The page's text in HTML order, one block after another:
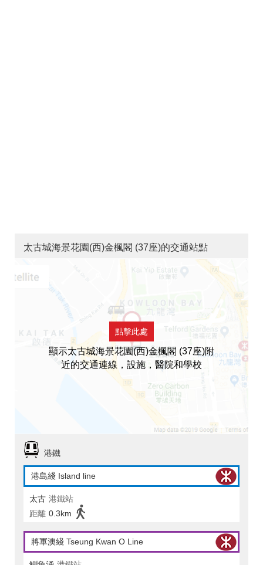
太古城海景花園(西)金楓閣 (37座)的交通站點
點擊此處
顯示太古城海景花園(西)金楓閣 (37座)附
近的交通連線，設施，醫院和學校
港鐵
港島綫 Island line
太古 港鐵站
距離 0.3km
將軍澳綫 Tseung Kwan O Line